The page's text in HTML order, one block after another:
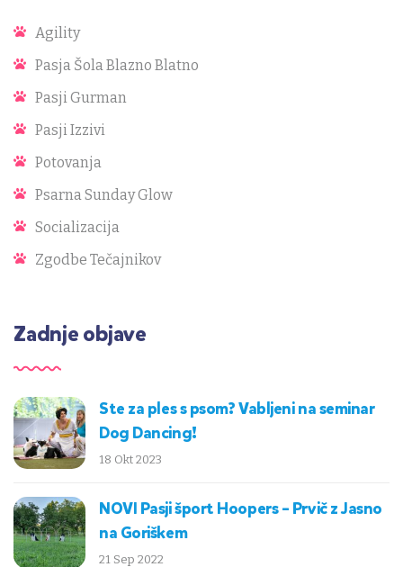
Agility
Pasja Šola Blazno Blatno
Pasji Gurman
Pasji Izzivi
Potovanja
Psarna Sunday Glow
Socializacija
Zgodbe Tečajnikov
Zadnje objave
Ste za ples s psom? Vabljeni na seminar
Dog Dancing!
18 Okt 2023
NOVI Pasji šport Hoopers – Prvič z Jasno
na Goriškem
21 Sep 2022